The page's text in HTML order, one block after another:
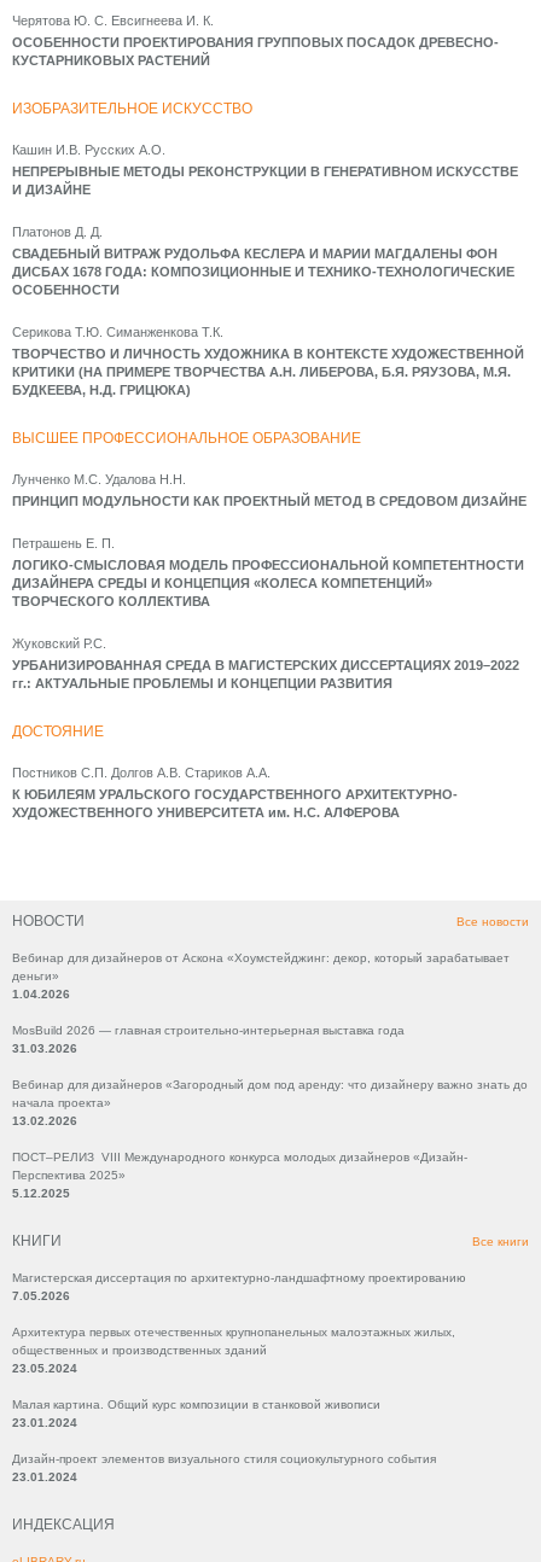
НОВОСТИ Все новости
Вебинар для дизайнеров от Аскона «Хоумстейджинг: декор, который зарабатывает
деньги»
1.04.2026
MosBuild 2026 — главная строительно-интерьерная выставка года
31.03.2026
Вебинар для дизайнеров «Загородный дом под аренду: что дизайнеру важно знать до
начала проекта»
13.02.2026
ПОСТ–РЕЛИЗ VIII Международного конкурса молодых дизайнеров «Дизайн-
Перспектива 2025»
5.12.2025
КНИГИ Все книги
Магистерская диссертация по архитектурно-ландшафтному проектированию
7.05.2026
Архитектура первых отечественных крупнопанельных малоэтажных жилых,
общественных и производственных зданий
23.05.2024
Малая картина. Общий курс композиции в станковой живописи
23.01.2024
Дизайн-проект элементов визуального стиля социокультурного события
23.01.2024
ИНДЕКСАЦИЯ
Черятова Ю. С. Евсигнеева И. К.
ОСОБЕННОСТИ ПРОЕКТИРОВАНИЯ ГРУППОВЫХ ПОСАДОК ДРЕВЕСНО-
КУСТАРНИКОВЫХ РАСТЕНИЙ
ИЗОБРАЗИТЕЛЬНОЕ ИСКУССТВО
Кашин И.В. Русских А.О.
НЕПРЕРЫВНЫЕ МЕТОДЫ РЕКОНСТРУКЦИИ В ГЕНЕРАТИВНОМ ИСКУССТВЕ
И ДИЗАЙНЕ
Платонов Д. Д.
СВАДЕБНЫЙ ВИТРАЖ РУДОЛЬФА КЕСЛЕРА И МАРИИ МАГДАЛЕНЫ ФОН
ДИСБАХ 1678 ГОДА: КОМПОЗИЦИОННЫЕ И ТЕХНИКО-ТЕХНОЛОГИЧЕСКИЕ
ОСОБЕННОСТИ
Серикова Т.Ю. Симанженкова Т.К.
ТВОРЧЕСТВО И ЛИЧНОСТЬ ХУДОЖНИКА В КОНТЕКСТЕ ХУДОЖЕСТВЕННОЙ
КРИТИКИ (НА ПРИМЕРЕ ТВОРЧЕСТВА А.Н. ЛИБЕРОВА, Б.Я. РЯУЗОВА, М.Я.
БУДКЕЕВА, Н.Д. ГРИЦЮКА)
ВЫСШЕЕ ПРОФЕССИОНАЛЬНОЕ ОБРАЗОВАНИЕ
Лунченко М.С. Удалова Н.Н.
ПРИНЦИП МОДУЛЬНОСТИ КАК ПРОЕКТНЫЙ МЕТОД В СРЕДОВОМ ДИЗАЙНЕ
Петрашень Е. П.
ЛОГИКО-СМЫСЛОВАЯ МОДЕЛЬ ПРОФЕССИОНАЛЬНОЙ КОМПЕТЕНТНОСТИ
ДИЗАЙНЕРА СРЕДЫ И КОНЦЕПЦИЯ «КОЛЕСА КОМПЕТЕНЦИЙ»
ТВОРЧЕСКОГО КОЛЛЕКТИВА
Жуковский Р.С.
УРБАНИЗИРОВАННАЯ СРЕДА В МАГИСТЕРСКИХ ДИССЕРТАЦИЯХ 2019–2022
гг.: АКТУАЛЬНЫЕ ПРОБЛЕМЫ И КОНЦЕПЦИИ РАЗВИТИЯ
ДОСТОЯНИЕ
Постников С.П. Долгов А.В. Стариков А.А.
К ЮБИЛЕЯМ УРАЛЬСКОГО ГОСУДАРСТВЕННОГО АРХИТЕКТУРНО-
ХУДОЖЕСТВЕННОГО УНИВЕРСИТЕТА им. Н.С. АЛФЕРОВА